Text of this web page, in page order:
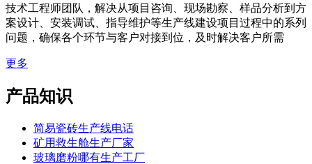
技术工程师团队，解决从项目咨询、现场勘察、样品分析到方
案设计、安装调试、指导维护等生产线建设项目过程中的系列
问题，确保各个环节与客户对接到位，及时解决客户所需
更多
产品知识
简易瓷砖生产线电话
矿用救生舱生产厂家
玻璃磨粉哪有生产工厂